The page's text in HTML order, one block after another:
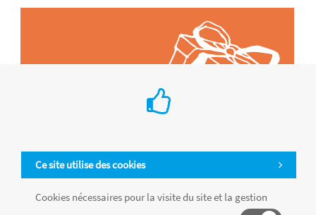
Ce site utilise des cookies
Cookies nécessaires pour la visite du site et la gestion